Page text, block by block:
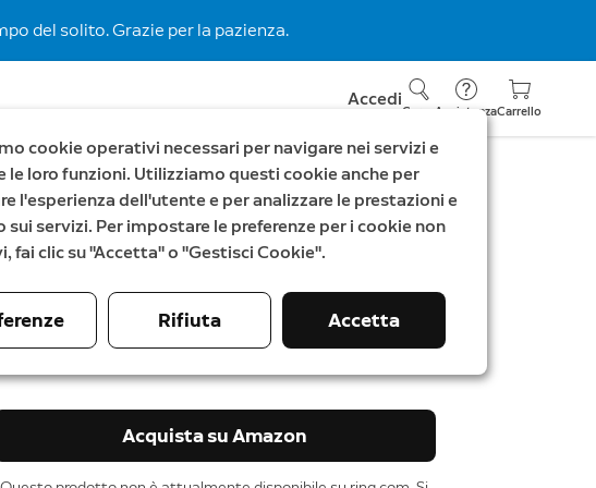
del solito. Grazie per la pazienza.
Accedi
Cerca AssistenzaCarrello
Risparmia €51
Ring Alarm - M
sirena
€ 391,96 €
Acquista su Amazon
cookie operativi necessari per navigare nei servizi e
le loro funzioni. Utilizziamo questi cookie anche per
l'esperienza dell'utente e per analizzare le prestazioni e
sui servizi. Per impostare le preferenze per i cookie non
fai clic su "Accetta" o "Gestisci Cookie".
Rifiuta Accetta